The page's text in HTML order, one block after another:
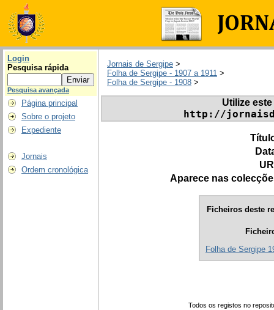
Login
Pesquisa rápida
Pesquisa avançada
Página principal
Sobre o projeto
Expediente
Jornais
Ordem cronológica
Jornais de Sergipe >
Folha de Sergipe - 1907 a 1911 >
Folha de Sergipe - 1908 >
Utilize
http://
Aparece nas
Ficheiros deste
Folha de Sergipe
Todos os registos no